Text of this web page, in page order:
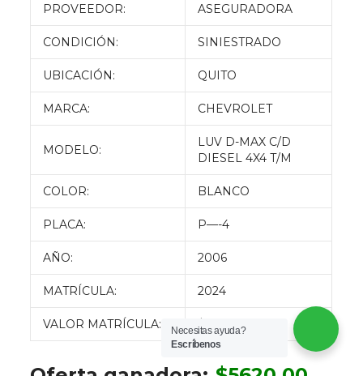
PROVEEDOR: ASEGURADORA
CONDICIÓN: SINIESTRADO
UBICACIÓN: QUITO
MARCA: CHEVROLET
MODELO:
LUV D-MAX C/D
DIESEL 4X4 T/M
COLOR: BLANCO
PLACA: P—-4
AÑO: 2006
MATRÍCULA: 2024
VALOR MATRÍCULA: $ 00.00
Necesitas ayuda?
Escríbenos